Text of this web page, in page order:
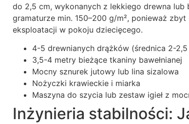
do 2,5 cm, wykonanych z lekkiego drewna lub
gramaturze min. 150–200 g/m², ponieważ
eksploatacji w pokoju dziecięcego.
4-5 drewnianych drążków (średnica 2-2,5
3,5-4 metry bieżące tkaniny bawełnianej
Mocny sznurek jutowy lub lina sizalowa
Nożyczki krawieckie i miarka
Maszyna do szycia lub zestaw igieł z
Inżynieria stabilności: